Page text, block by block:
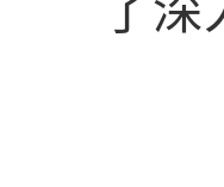
了深